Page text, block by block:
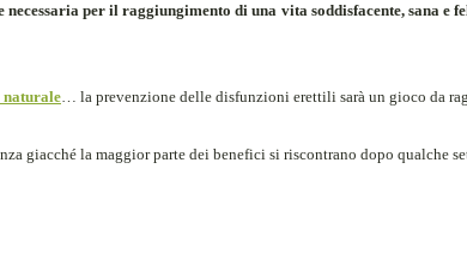
per il raggiungimento di una vita soddisfacente, sana e
naturale… la prevenzione delle disfunzioni erettili sarà un gioco da
giacché la maggior parte dei benefici si riscontrano dopo qualche